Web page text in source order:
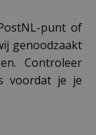
punt of
genoodzaakt
Controleer
voordat je je